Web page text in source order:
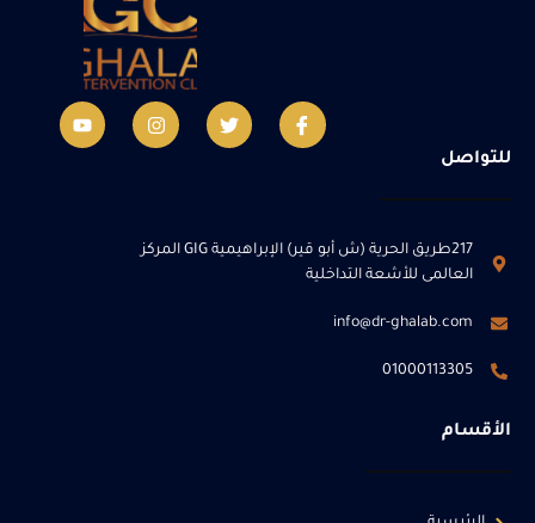
للتواصل
217طريق الحرية (ش أبو قير) الإبراهيمية GIG المركز
العالمى للأشعة التداخلية
info@dr-ghalab.com
01000113305
الأقسام